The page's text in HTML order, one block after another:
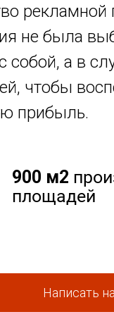
не была
собой, а в
чтобы
прибыль.
900 м2
площадей
Написать